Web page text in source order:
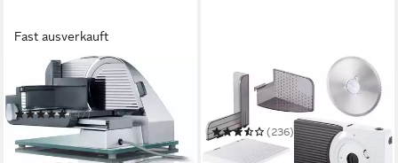
Fast ausverkauft
GRAEF
Allesschneider Master M 23
(47)
281,57 € UVP369,99 €
-24%
UNOLD
Allesschneider Curve White
78860
(236)
72,99 €